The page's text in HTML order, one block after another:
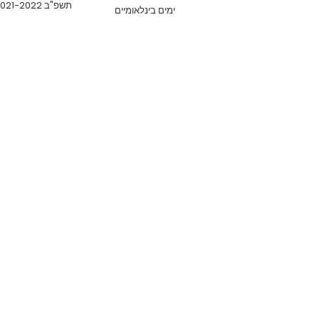
תשפ"ב 2021-2022
ימים בינלאומיים